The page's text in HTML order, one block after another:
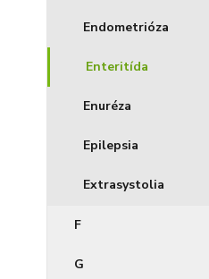
Endometrióza
Enteritída
Enuréza
Epilepsia
Extrasystolia
F
G